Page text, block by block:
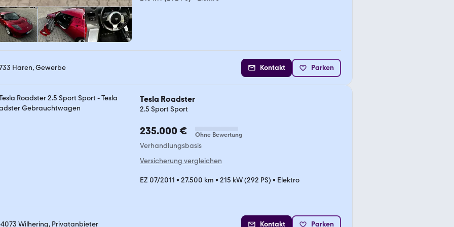
Haren, Gewerbe Kontakt Parken
Tesla Roadster
2.5 Sport Sport
235.000 € Ohne Bewertung
Verhandlungsbasis
Versicherung vergleichen
EZ 07/2011 • 27.500 km • 215 kW (292 PS) • Elektro
4073 Wilhering, Privatanbieter Kontakt Parken